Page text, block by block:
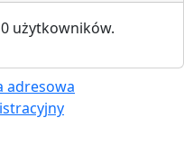
użytkowników.
adresowa